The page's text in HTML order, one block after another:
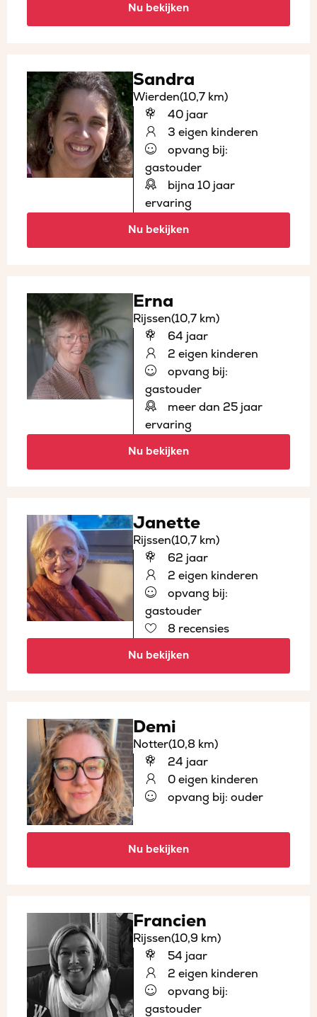
Nu bekijken
Sandra
Wierden(10,7 km)
40 jaar
3 eigen kinderen
opvang bij:
gastouder
bijna 10 jaar
ervaring
Nu bekijken
Erna
Rijssen(10,7 km)
64 jaar
2 eigen kinderen
opvang bij:
gastouder
meer dan 25 jaar
ervaring
Nu bekijken
Janette
Rijssen(10,7 km)
62 jaar
2 eigen kinderen
opvang bij:
gastouder
8 recensies
Nu bekijken
Demi
Notter(10,8 km)
24 jaar
0 eigen kinderen
opvang bij: ouder
Nu bekijken
Francien
Rijssen(10,9 km)
54 jaar
2 eigen kinderen
opvang bij:
gastouder